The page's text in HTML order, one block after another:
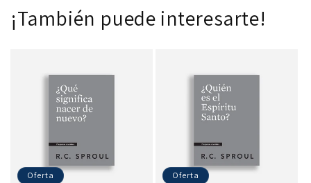
¡También puede interesarte!
Oferta Oferta